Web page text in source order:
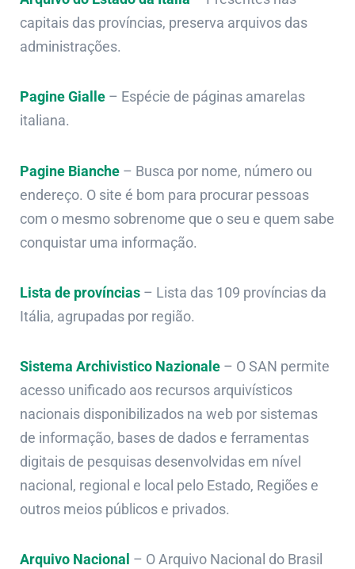
capitais das províncias, preserva arquivos das
administrações.
Pagine Gialle – Espécie de páginas amarelas
italiana.
Pagine Bianche – Busca por nome, número ou
endereço. O site é bom para procurar pessoas
com o mesmo sobrenome que o seu e quem sabe
conquistar uma informação.
Lista de províncias – Lista das 109 províncias da
Itália, agrupadas por região.
Sistema Archivistico Nazionale – O SAN permite
acesso unificado aos recursos arquivísticos
nacionais disponibilizados na web por sistemas
de informação, bases de dados e ferramentas
digitais de pesquisas desenvolvidas em nível
nacional, regional e local pelo Estado, Regiões e
outros meios públicos e privados.
Arquivo Nacional – O Arquivo Nacional do Brasil